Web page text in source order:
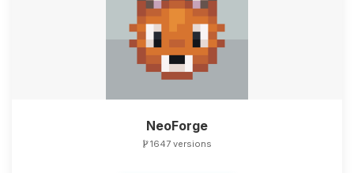
NeoForge
1647 versions